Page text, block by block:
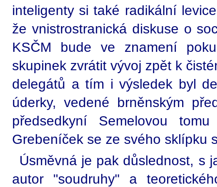
inteligenty si také radikální
že vnistrostranická diskuse o
KSČM bude ve znamení
skupinek zvrátit vývoj zpět k
delegátů a tím i výsledek byl
úderky, vedené brněnským
předsedkyní Semelovou
Grebeníček se ze svého sklípku
Úsměvná je pak důslednost, s
autor "soudruhy" a